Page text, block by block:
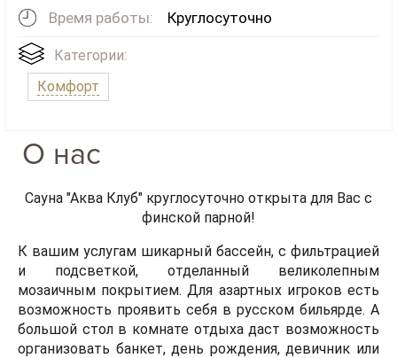
Время работы: Круглосуточно
Категории:
Комфорт
О нас
Сауна "Аква Клуб" круглосуточно открыта для Вас с
финской парной!
К вашим услугам шикарный бассейн, с фильтрацией
и подсветкой, отделанный великолепным
мозаичным покрытием. Для азартных игроков есть
возможность проявить себя в русском бильярде. А
большой стол в комнате отдыха даст возможность
организовать банкет, день рождения, девичник или